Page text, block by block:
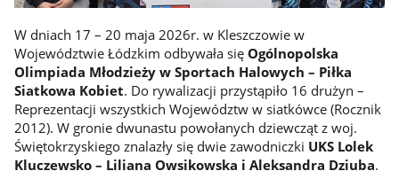
W dniach 17 – 20 maja 2026r. w Kleszczowie w
Województwie Łódzkim odbywała się Ogólnopolska
Olimpiada Młodzieży w Sportach Halowych – Piłka
Siatkowa Kobiet. Do rywalizacji przystąpiło 16 drużyn –
Reprezentacji wszystkich Województw w siatkówce (Rocznik
2012). W gronie dwunastu powołanych dziewcząt z woj.
Świętokrzyskiego znalazły się dwie zawodniczki UKS Lolek
Kluczewsko – Liliana Owsikowska i Aleksandra Dziuba.